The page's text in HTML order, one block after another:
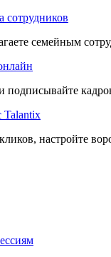
сотрудников
семейным
подписывайте
Talantix
настройте